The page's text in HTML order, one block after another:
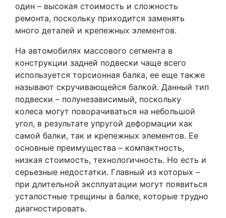
один – высокая стоимость и сложность
ремонта, поскольку приходится заменять
много деталей и крепежных элементов.
На автомобилях массового сегмента в
конструкции задней подвески чаще всего
используется торсионная балка, ее еще также
называют скручивающейся балкой. Данный тип
подвески – полунезависимый, поскольку
колеса могут поворачиваться на небольшой
угол, в результате упругой деформации как
самой балки, так и крепежных элементов. Ее
основные преимущества – компактность,
низкая стоимость, технологичность. Но есть и
серьезные недостатки. Главный из которых –
при длительной эксплуатации могут появиться
усталостные трещины в балке, которые трудно
диагностировать.